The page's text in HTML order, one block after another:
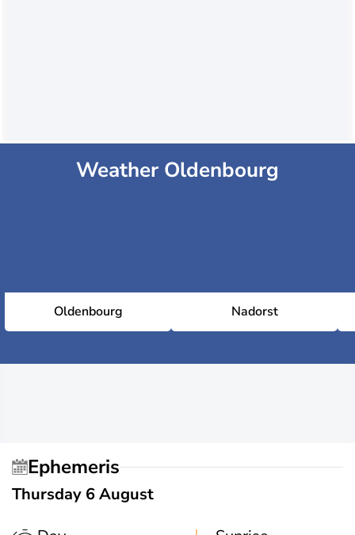
Weather Oldenbourg
Oldenbourg Nadorst
Ephemeris
Thursday 6 August